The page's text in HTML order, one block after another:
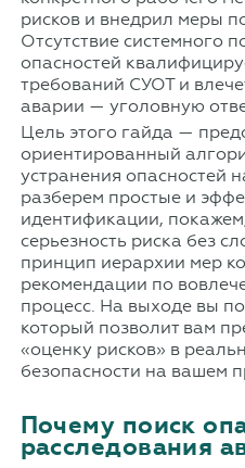
рисков и внедрил меры
Отсутствие системного
опасностей
требований СУОТ и
аварии — уголовную
Цель этого гайда —
ориентированный
устранения опасностей
разберем простые и
идентификации,
серьезность риска без
принцип иерархии мер
рекомендации по
процесс. На выходе вы
который позволит вам
«оценку рисков» в
безопасности на вашем
Почему поиск
расследования